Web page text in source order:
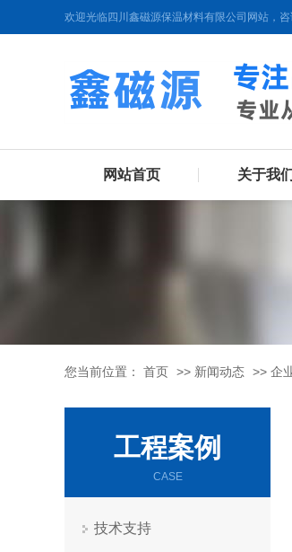
欢迎光临四川鑫磁源保温材料有限公司网站，
网站首页 关于我们
您当前位置： 首页 >> 新闻动态 >> 企
工程案例
CASE
技术支持